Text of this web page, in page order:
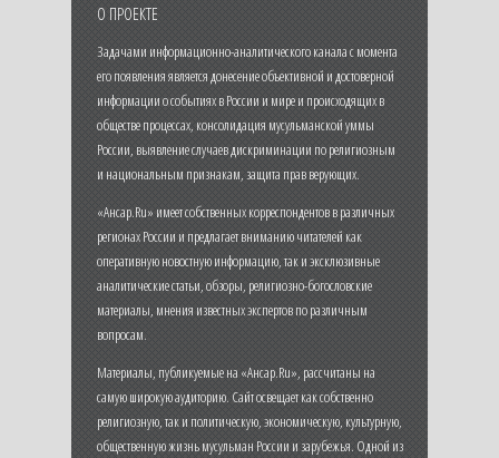
О ПРОЕКТЕ
Задачами информационно-аналитического канала с момента
его появления является донесение объективной и достоверной
информации о событиях в России и мире и происходящих в
обществе процессах, консолидация мусульманской уммы
России, выявление случаев дискриминации по религиозным
и национальным признакам, защита прав верующих.
«Ансар.Ru» имеет собственных корреспондентов в различных
регионах России и предлагает вниманию читателей как
оперативную новостную информацию, так и эксклюзивные
аналитические статьи, обзоры, религиозно-богословские
материалы, мнения известных экспертов по различным
вопросам.
Материалы, публикуемые на «Ансар.Ru», рассчитаны на
самую широкую аудиторию. Сайт освещает как собственно
религиозную, так и политическую, экономическую, культурную,
общественную жизнь мусульман России и зарубежья. Одной из